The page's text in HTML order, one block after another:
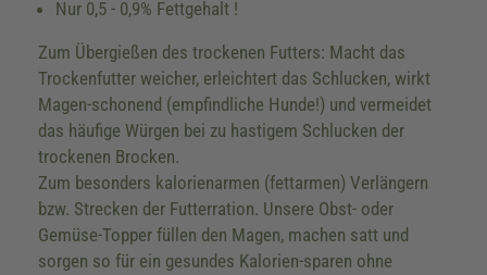
Nur 0,5 - 0,9% Fettgehalt !
Zum Übergießen des trockenen Futters: Macht das
Trockenfutter weicher, erleichtert das Schlucken, wirkt
Magen-schonend (empfindliche Hunde!) und vermeidet
das häufige Würgen bei zu hastigem Schlucken der
trockenen Brocken.
Zum besonders kalorienarmen (fettarmen) Verlängern
bzw. Strecken der Futterration. Unsere Obst- oder
Gemüse-Topper füllen den Magen, machen satt und
sorgen so für ein gesundes Kalorien-sparen ohne